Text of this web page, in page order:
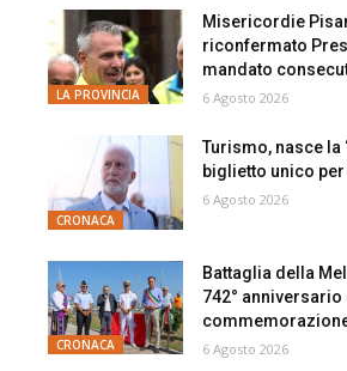
LA PROVINCIA
Misericordie
riconfermato
mandato
6 Agosto 2026
CRONACA
Turismo, nasce la
biglietto unico
6 Agosto 2026
CRONACA
Battaglia della
742°
6 Agosto 2026